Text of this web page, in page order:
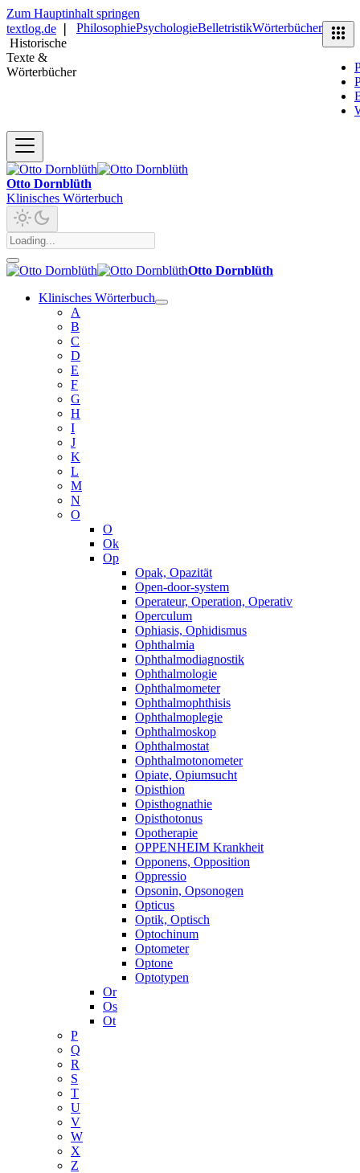
Zum Hauptinhalt springen
textlog.de
Historische
Texte &
Wörterbücher
PhilosophiePsychologieBelletristikWörterbücher
Otto Dornblüth
Klinisches Wörterbuch
Otto Dornblüth
Klinisches Wörterbuch
A
B
C
D
E
F
G
H
I
J
K
L
M
N
O
O
Ok
Op
Opak, Opazität
Open-door-system
Operateur, Operation, Operativ
Operculum
Ophiasis, Ophidismus
Ophthalmia
Ophthalmodiagnostik
Ophthalmologie
Ophthalmometer
Ophthalmophthisis
Ophthalmoplegie
Ophthalmoskop
Ophthalmostat
Ophthalmotonometer
Opiate, Opiumsucht
Opisthion
Opisthognathie
Opisthotonus
Opotherapie
OPPENHEIM Krankheit
Opponens, Opposition
Oppressio
Opsonin, Opsonogen
Opticus
Optik, Optisch
Optochinum
Optometer
Optone
Optotypen
Or
Os
Ot
P
Q
R
S
T
U
V
W
X
Z